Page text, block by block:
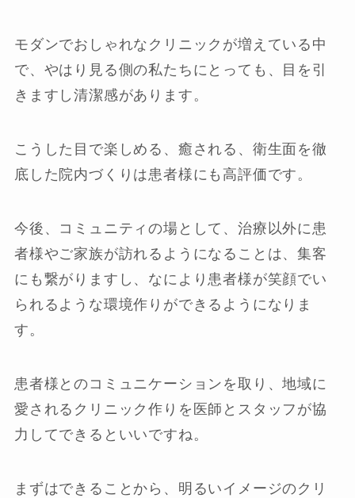
モダンでおしゃれなクリニックが増えている中
で、やはり見る側の私たちにとっても、目を引
きますし清潔感があります。
こうした目で楽しめる、癒される、衛生面を徹
底した院内づくりは患者様にも高評価です。
今後、コミュニティの場として、治療以外に患
者様やご家族が訪れるようになることは、集客
にも繋がりますし、なにより患者様が笑顔でい
られるような環境作りができるようになりま
す。
患者様とのコミュニケーションを取り、地域に
愛されるクリニック作りを医師とスタッフが協
力してできるといいですね。
まずはできることから、明るいイメージのクリ